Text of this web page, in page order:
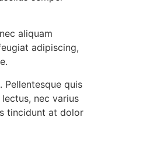
aliquam
adipiscing,
Pellentesque quis
nec varius
tincidunt at dolor